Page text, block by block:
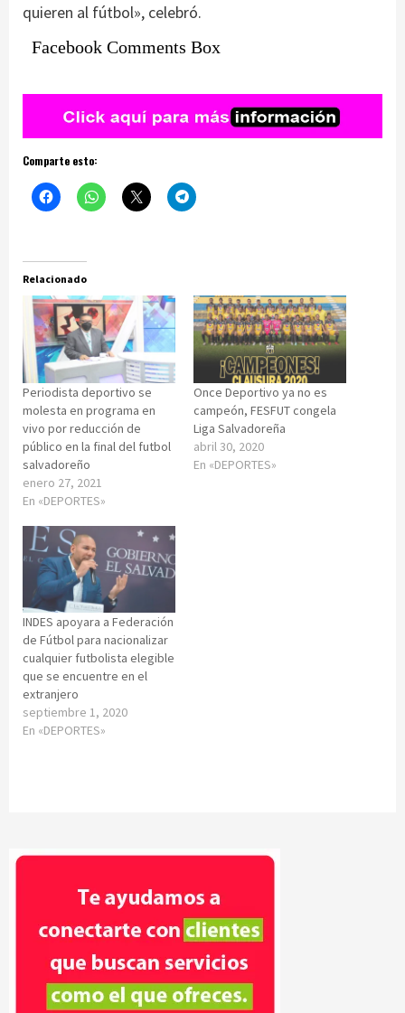
quieren al fútbol», celebró.
Facebook Comments Box
Comparte esto:
Relacionado
Periodista deportivo se
molesta en programa en
vivo por reducción de
público en la final del futbol
salvadoreño
enero 27, 2021
En «DEPORTES»
Once Deportivo ya no es
campeón, FESFUT congela
Liga Salvadoreña
abril 30, 2020
En «DEPORTES»
INDES apoyara a Federación
de Fútbol para nacionalizar
cualquier futbolista elegible
que se encuentre en el
extranjero
septiembre 1, 2020
En «DEPORTES»